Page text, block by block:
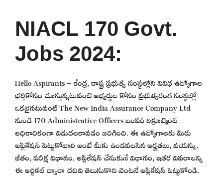
NIACL 170 Govt.
Jobs 2024:
Hello Aspirants – కేంద్ర, రాష్ట్ర ప్రభుత్వ సంస్థల్లోని వివిధ ఉద్యోగాల
భర్తీకోసం చూస్తున్నటువంటి అభ్యర్థుల కోసం ప్రభుత్వరంగ సంస్థల్లో
ఒకటైనటువంటి The New India Assurance Company Ltd
నుండి 170 Administrative Officers బంపర్ రిక్రూట్మెంట్
అధికారికంగా విడుదలకావడం జరిగింది. ఈ ఉద్యోగాలకు మీరు
అప్లికేషన్ పెట్టుకోవాలి అంటే మీకు ఉండవలసిన అర్హతలు, వయస్సు,
జీతం, పరీక్ష విధానం, అప్లికేషన్ చేసుకునే విధానం, ఇతర వివరాలన్ని
ఈ ఆర్టికల్ ద్వారా చదివి తెలుసుకొని వెంటనే అప్లికేషన్ పెట్టుకోండి.